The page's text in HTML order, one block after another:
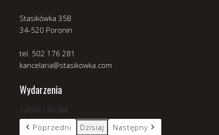
Stasikówka 35B
34-520 Poronin
tel. 502 176 281
kancelaria@stasikowka.com
Wydarzenia
Tydzień z sie 2nd
Poprzedni Dzisiaj Następny